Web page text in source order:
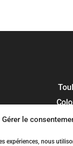
Gérer le
expériences, nous